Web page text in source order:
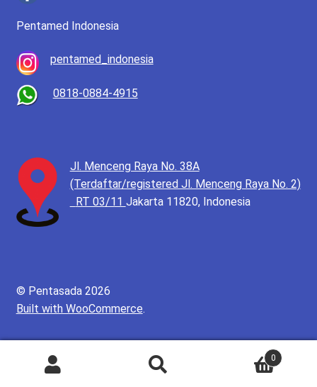
Pentamed Indonesia
pentamed_indonesia
0818-0884-4915
Jl. Menceng Raya No. 38A
(Terdaftar/registered Jl. Menceng Raya No. 2)
RT 03/11 Jakarta 11820, Indonesia
© Pentasada 2026
Built with WooCommerce.
Pencarian
0